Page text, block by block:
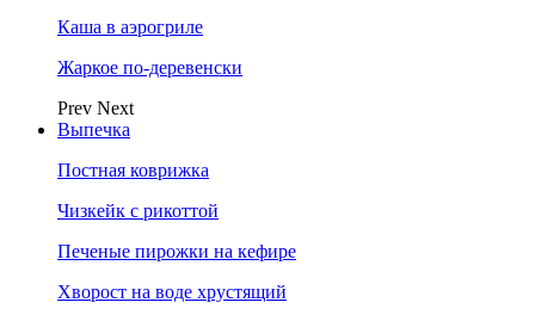
Каша в аэрогриле
Жаркое по-деревенски
Prev Next
Выпечка
Постная коврижка
Чизкейк с рикоттой
Печеные пирожки на кефире
Хворост на воде хрустящий